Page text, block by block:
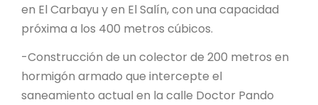
en El Carbayu y en El Salín, con una capacidad
próxima a los 400 metros cúbicos.
-Construcción de un colector de 200 metros en
hormigón armado que intercepte el
saneamiento actual en la calle Doctor Pando